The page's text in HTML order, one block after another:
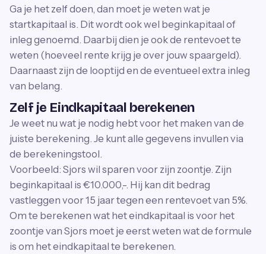
Ga je het zelf doen, dan moet je weten wat je
startkapitaal is. Dit wordt ook wel beginkapitaal of
inleg genoemd. Daarbij dien je ook de rentevoet te
weten (hoeveel rente krijg je over jouw spaargeld).
Daarnaast zijn de looptijd en de eventueel extra inleg
van belang.
Zelf je Eindkapitaal berekenen
Je weet nu wat je nodig hebt voor het maken van de
juiste berekening. Je kunt alle gegevens invullen via
de berekeningstool.
Voorbeeld: Sjors wil sparen voor zijn zoontje. Zijn
beginkapitaal is €10.000,-. Hij kan dit bedrag
vastleggen voor 15 jaar tegen een rentevoet van 5%.
Om te berekenen wat het eindkapitaal is voor het
zoontje van Sjors moet je eerst weten wat de formule
is om het eindkapitaal te berekenen.